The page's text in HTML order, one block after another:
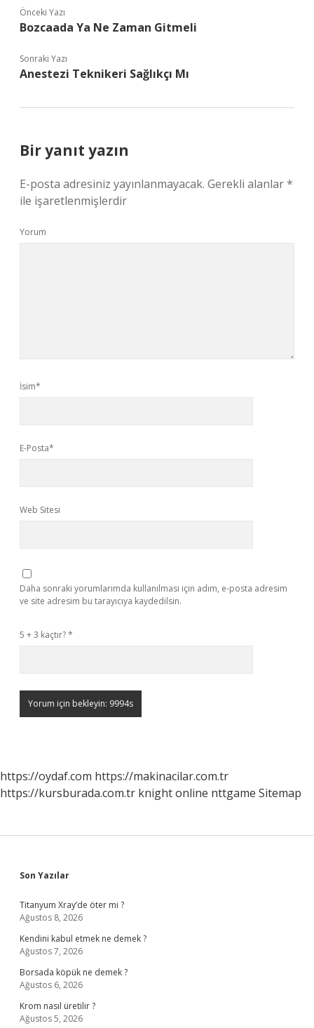
Önceki Yazı
Bozcaada Ya Ne Zaman Gitmeli
Sonraki Yazı
Anestezi Teknikeri Sağlıkçı Mı
Bir yanıt yazın
E-posta adresiniz yayınlanmayacak. Gerekli alanlar*
ile işaretlenmişlerdir
Yorum
İsim*
E-Posta*
Web Sitesi
Daha sonraki yorumlarımda kullanılması için adım, e-posta adresim
ve site adresim bu tarayıcıya kaydedilsin.
5 + 3 kaçtır?*
https://oydaf.com https://makinacilar.com.tr
https://kursburada.com.tr knight online nttgame Sitemap
Sidebar
Son Yazılar
Titanyum Xray’de öter mi ?
Ağustos 8, 2026
Kendini kabul etmek ne demek ?
Ağustos 7, 2026
Borsada köpük ne demek ?
Ağustos 6, 2026
Krom nasıl üretilir ?
Ağustos 5, 2026